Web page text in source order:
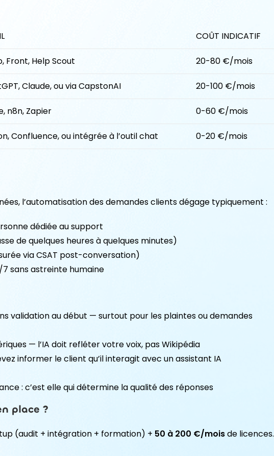
COÛT INDICATIF
Front, Help Scout 20-80 €/mois
Claude, ou via CapstonAI 20-100 €/mois
n8n, Zapier 0-60 €/mois
Confluence, ou intégrée à l’outil chat 0-20 €/mois
l’automatisation des demandes clients dégage typiquement :
dédiée au support
de quelques heures à quelques minutes)
via CSAT post-conversation)
sans astreinte humaine
validation au début — surtout pour les plaintes ou demandes
— l’IA doit refléter votre voix, pas Wikipédia
informer le client qu’il interagit avec un assistant IA
: c’est elle qui détermine la qualité des réponses
place ?
(audit + intégration + formation) + 50 à 200 €/moisde licences.